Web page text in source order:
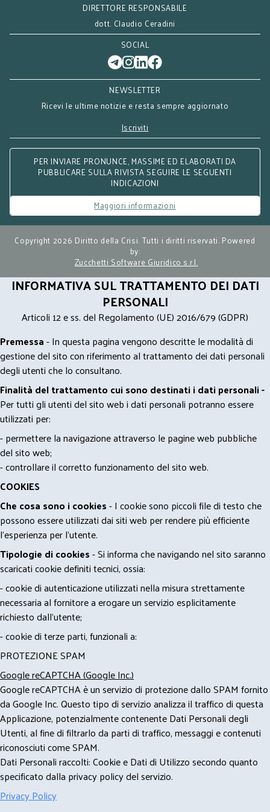
DIRETTORE RESPONSABILE
dott. Claudio Ceradini
SOCIAL
NEWSLETTER
Ricevi le ultime notizie e resta sempre aggiornato
Iscriviti
PER INVIARE PRONUNCE, MASSIME ED ELABORATI DA
PUBBLICARE SULLA RIVISTA SEGUIRE LE SEGUENTI
INDICAZIONI
Maggiori informazioni
Copyright 2026 Diritto della Crisi. Tutti i diritti riservati. Powered
by:
Zucchetti Software Giuridico s.r.l.
INFORMATIVA SUL TRATTAMENTO DEI DATI
PERSONALI
Articoli 12 e ss. del Regolamento (UE) 2016/679 (GDPR)
Premessa- In questa pagina vengono descritte le modalità di
gestione del sito con riferimento al trattamento dei dati personali
degli utenti che lo consultano.
Finalità del trattamento cui sono destinati i dati personali -
Per tutti gli utenti del sito web i dati personali potranno essere
utilizzati per:
- permettere la navigazione attraverso le pagine web pubbliche
del sito web;
- controllare il corretto funzionamento del sito web.
COOKIES
Che cosa sono i cookies- I cookie sono piccoli file di testo che
possono essere utilizzati dai siti web per rendere più efficiente
l'esperienza per l'utente.
Tipologie di cookies- Si informa che navigando nel sito saranno
scaricati cookie definiti tecnici, ossia:
- cookie di autenticazione utilizzati nella misura strettamente
necessaria al fornitore a erogare un servizio esplicitamente
richiesto dall'utente;
- cookie di terze parti, funzionali a:
PROTEZIONE SPAM
Google reCAPTCHA (Google Inc.)
Google reCAPTCHA è un servizio di protezione dallo SPAM fornito
da Google Inc. Questo tipo di servizio analizza il traffico di questa
Applicazione, potenzialmente contenente Dati Personali degli
Utenti, al fine di filtrarlo da parti di traffico, messaggi e contenuti
riconosciuti come SPAM.
Dati Personali raccolti: Cookie e Dati di Utilizzo secondo quanto
specificato dalla privacy policy del servizio.
Privacy Policy